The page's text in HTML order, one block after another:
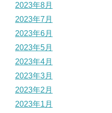
2023年8月
2023年7月
2023年6月
2023年5月
2023年4月
2023年3月
2023年2月
2023年1月